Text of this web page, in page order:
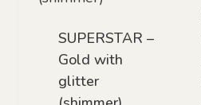
SUPERSTAR –
Gold with
glitter